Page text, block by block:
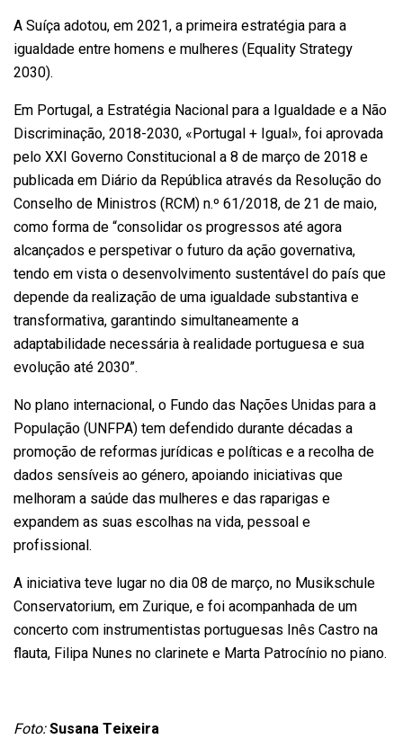
A Suíça adotou, em 2021, a primeira estratégia para a
igualdade entre homens e mulheres (Equality Strategy
2030).
Em Portugal, a Estratégia Nacional para a Igualdade e a Não
Discriminação, 2018-2030, «Portugal + Igual», foi aprovada
pelo XXI Governo Constitucional a 8 de março de 2018 e
publicada em Diário da República através da Resolução do
Conselho de Ministros (RCM) n.º 61/2018, de 21 de maio,
como forma de “consolidar os progressos até agora
alcançados e perspetivar o futuro da ação governativa,
tendo em vista o desenvolvimento sustentável do país que
depende da realização de uma igualdade substantiva e
transformativa, garantindo simultaneamente a
adaptabilidade necessária à realidade portuguesa e sua
evolução até 2030”.
No plano internacional, o Fundo das Nações Unidas para a
População (UNFPA) tem defendido durante décadas a
promoção de reformas jurídicas e políticas e a recolha de
dados sensíveis ao género, apoiando iniciativas que
melhoram a saúde das mulheres e das raparigas e
expandem as suas escolhas na vida, pessoal e
profissional.
A iniciativa teve lugar no dia 08 de março, no Musikschule
Conservatorium, em Zurique, e foi acompanhada de um
concerto com instrumentistas portuguesas Inês Castro na
flauta, Filipa Nunes no clarinete e Marta Patrocínio no piano.
Foto:Susana Teixeira